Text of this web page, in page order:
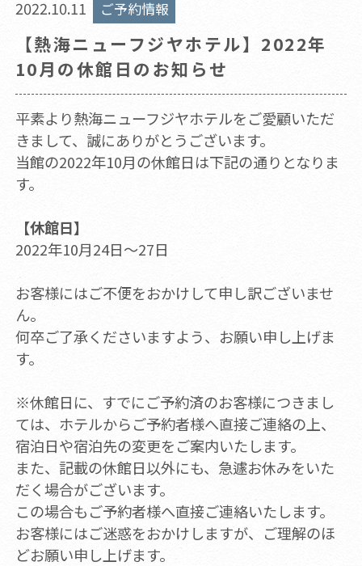
2022.10.11 ご予約情報
【熱海ニューフジヤホテル】2022年
10月の休館日のお知らせ
平素より熱海ニューフジヤホテルをご愛顧いただ
きまして、誠にありがとうございます。
当館の2022年10月の休館日は下記の通りとなりま
す。
【休館日】
2022年10月24日～27日
お客様にはご不便をおかけして申し訳ございませ
ん。
何卒ご了承くださいますよう、お願い申し上げま
す。
※休館日に、すでにご予約済のお客様につきまし
ては、ホテルからご予約者様へ直接ご連絡の上、
宿泊日や宿泊先の変更をご案内いたします。
また、記載の休館日以外にも、急遽お休みをいた
だく場合がございます。
この場合もご予約者様へ直接ご連絡いたします。
お客様にはご迷惑をおかけしますが、ご理解のほ
どお願い申し上げます。